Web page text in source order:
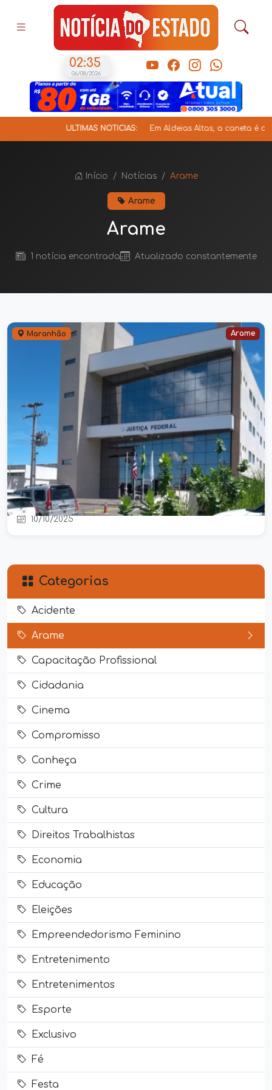
02:35
06/08/2026
ÚLTIMAS NOTÍCIAS: Em Aldeias Altas, a caneta é de
Início Notícias Arame
Arame
Arame
1 notícia encontrada Atualizado constantemente
Maranhão Arame
Justiça Federal condena dois ex-
gestores por desvio de recursos
públicos da educação em Arame
10/10/2025
Categorias
Acidente
Arame
Capacitação Profissional
Cidadania
Cinema
Compromisso
Conheça
Crime
Cultura
Direitos Trabalhistas
Economia
Educação
Eleições
Empreendedorismo Feminino
Entretenimento
Entretenimentos
Esporte
Exclusivo
Fé
Festa